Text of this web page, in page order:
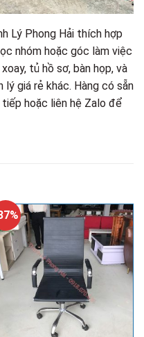
Lý Phong Hải thích hợp
nhóm hoặc góc làm việc
tủ hồ sơ, bàn họp, và
lý giá rẻ khác. Hàng có sẵn
hoặc liên hệ Zalo để